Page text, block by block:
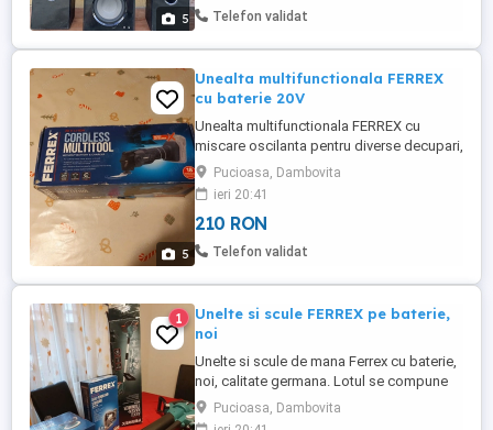
5 Telefon validat
5
Unealta multifunctionala FERREX
cu baterie 20V
Unealta multifunctionala FERREX cu
miscare oscilanta pentru diverse decupari,
taieri sau reparatii. Este absolut noua, la
cutie, cu toate accesoriile din dotare. Se
alimenteaza de la o baterie Active Enegy
de 20 V care nu este inclusa.
Pucioasa, Dambovita
ieri 20:41
210 RON
Telefon validat
1
Unelte si scule FERREX pe baterie,
noi
Unelte si scule de mana Ferrex cu baterie,
noi, calitate germana. Lotul se compune
din: - suflanta aspirator frunze cu tocator -
300 lei - fierastrau pendular (soricel) - 150
Pucioasa, Dambovita